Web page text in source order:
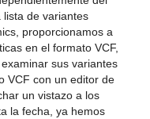
de variantes
proporcionamos a
en el formato VCF,
sus variantes
VCF con un editor de
un vistazo a los
la fecha, ya hemos